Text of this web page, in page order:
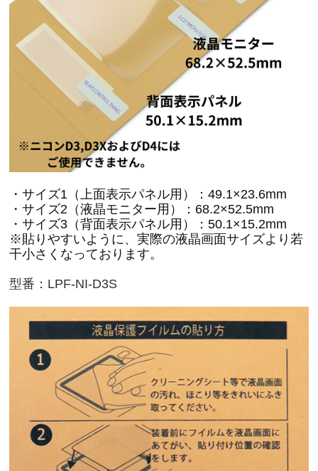
・サイズ1（上面表示パネル用）：49.1×23.6mm
・サイズ2（液晶モニター用）：68.2×52.5mm
・サイズ3（背面表示パネル用）：50.1×15.2mm
※貼りやすいように、実際の液晶画面サイズより若
干小さくなっております。
型番：LPF-NI-D3S